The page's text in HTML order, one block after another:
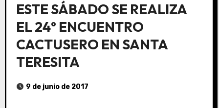
ESTE SÁBADO SE REALIZA
EL 24° ENCUENTRO
CACTUSERO EN SANTA
TERESITA
9 de junio de 2017